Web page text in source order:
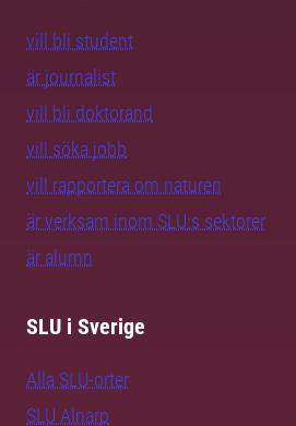
vill bli student
är journalist
vill bli doktorand
vill söka jobb
vill rapportera om naturen
är verksam inom SLU:s sektorer
är alumn
SLU i Sverige
Alla SLU-orter
SLU Alnarp